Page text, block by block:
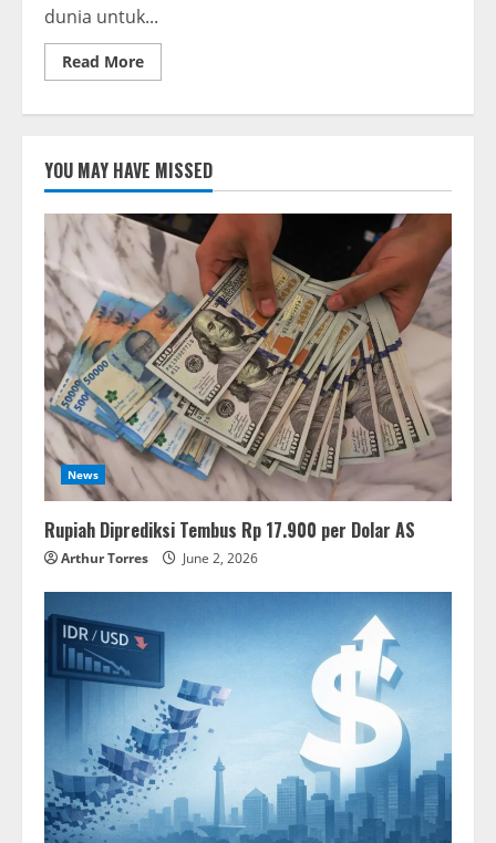
dunia untuk...
Read More
YOU MAY HAVE MISSED
News
Rupiah Diprediksi Tembus Rp 17.900 per Dolar AS
Arthur Torres June 2, 2026